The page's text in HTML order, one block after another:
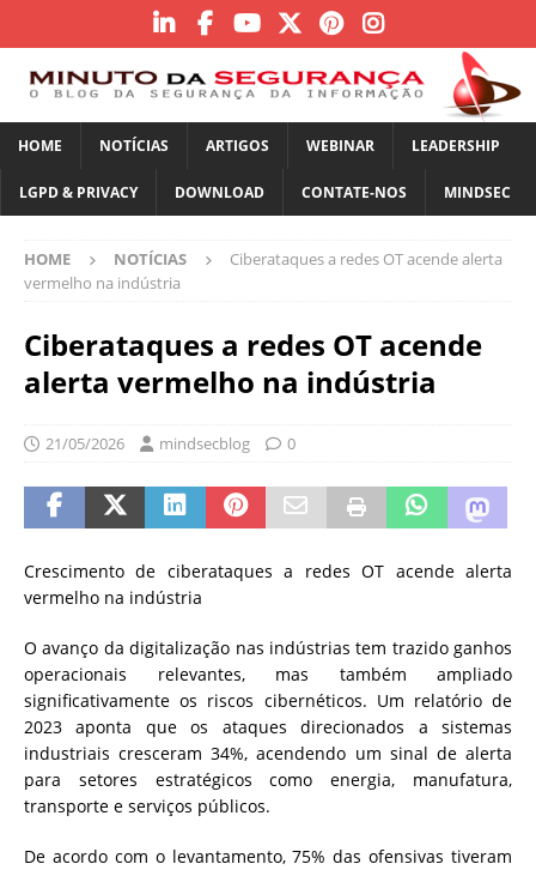
HOME NOTÍCIAS ARTIGOS WEBINAR LEADERSHIP
LGPD & PRIVACY DOWNLOAD CONTATE-NOS MINDSEC
HOME NOTÍCIAS
Ciberataques a redes OT acende alerta
vermelho na indústria
Ciberataques a redes OT acende
alerta vermelho na indústria
21/05/2026 mindsecblog 0
Crescimento de ciberataques a redes OT acende alerta
vermelho na indústria
O avanço da digitalização nas indústrias tem trazido ganhos
operacionais relevantes, mas também ampliado
significativamente os riscos cibernéticos. Um relatório de
2023 aponta que os ataques direcionados a sistemas
industriais cresceram 34%, acendendo um sinal de alerta
para setores estratégicos como energia, manufatura,
transporte e serviços públicos.
De acordo com o levantamento, 75% das ofensivas tiveram